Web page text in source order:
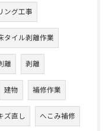
ング工事
タイル剥離作業
離 剥離
建物 補修作業
ズ直し へこみ補修